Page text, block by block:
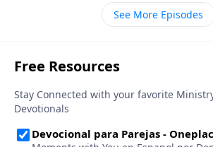
See More Episodes